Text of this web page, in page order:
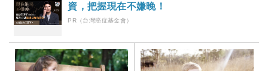
資，把握現在不嫌晚！
PR（台灣癌症基金會）